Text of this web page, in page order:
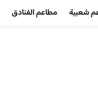
شعبية مطاعم الفنادق